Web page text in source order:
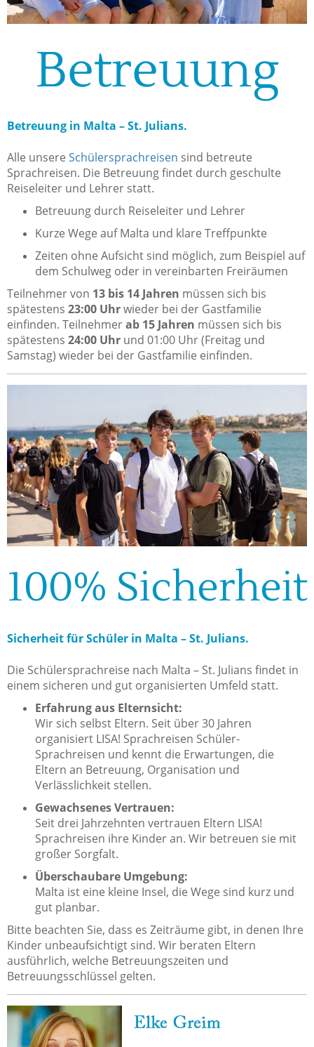
Betreuung
Betreuung in Malta – St. Julians.
Alle unsere Schülersprachreisen sind betreute
Sprachreisen. Die Betreuung findet durch geschulte
Reiseleiter und Lehrer statt.
Betreuung durch Reiseleiter und Lehrer
Kurze Wege auf Malta und klare Treffpunkte
Zeiten ohne Aufsicht sind möglich, zum Beispiel auf
dem Schulweg oder in vereinbarten Freiräumen
Teilnehmer von 13 bis 14 Jahren müssen sich bis
spätestens 23:00 Uhrwieder bei der Gastfamilie
einfinden. Teilnehmerab 15 Jahren müssen sich bis
spätestens 24:00 Uhr und 01:00 Uhr (Freitag und
Samstag) wieder bei der Gastfamilie einfinden.
100% Sicherheit
Sicherheit für Schüler in Malta – St. Julians.
Die Schülersprachreise nach Malta – St. Julians findet in
einem sicheren und gut organisierten Umfeld statt.
Erfahrung aus Elternsicht:
Wir sich selbst Eltern. Seit über 30 Jahren
organisiert LISA! Sprachreisen Schüler-
Sprachreisen und kennt die Erwartungen, die
Eltern an Betreuung, Organisation und
Verlässlichkeit stellen.
Gewachsenes Vertrauen:
Seit drei Jahrzehnten vertrauen Eltern LISA!
Sprachreisen ihre Kinder an. Wir betreuen sie mit
großer Sorgfalt.
Überschaubare Umgebung:
Malta ist eine kleine Insel, die Wege sind kurz und
gut planbar.
Bitte beachten Sie, dass es Zeiträume gibt, in denen Ihre
Kinder unbeaufsichtigt sind. Wir beraten Eltern
ausführlich, welche Betreuungszeiten und
Betreuungsschlüssel gelten.